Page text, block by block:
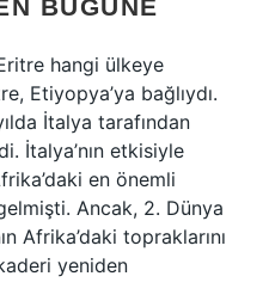
BUGÜNE
hangi ülkeye
Etiyopya’ya bağlıydı.
İtalya tarafından
İtalya’nın etkisiyle
en önemli
Ancak, 2. Dünya
Afrika’daki topraklarını
yeniden